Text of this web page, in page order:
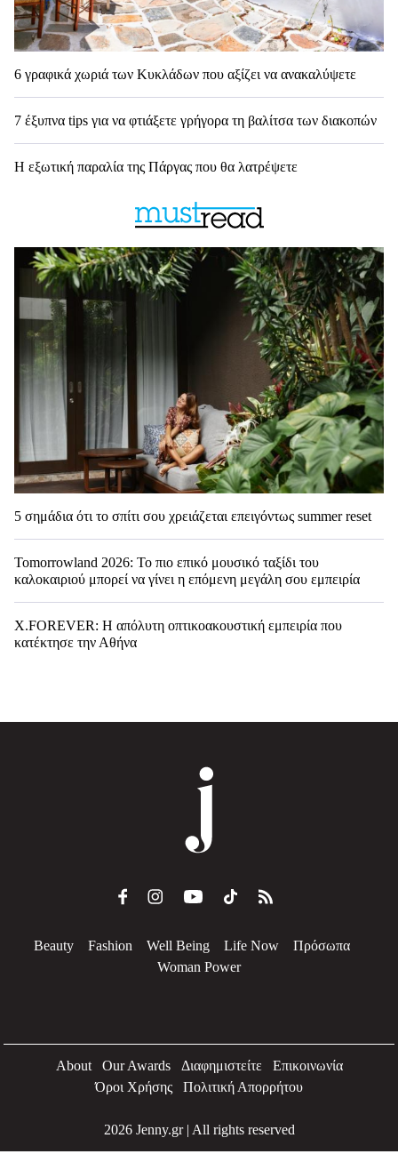
6 γραφικά χωριά των Κυκλάδων που αξίζει να ανακαλύψετε
7 έξυπνα tips για να φτιάξετε γρήγορα τη βαλίτσα των διακοπών
Η εξωτική παραλία της Πάργας που θα λατρέψετε
5 σημάδια ότι το σπίτι σου χρειάζεται επειγόντως summer reset
Tomorrowland 2026: Το πιο επικό μουσικό ταξίδι του
καλοκαιριού μπορεί να γίνει η επόμενη μεγάλη σου εμπειρία
X.FOREVER: Η απόλυτη οπτικοακουστική εμπειρία που
κατέκτησε την Αθήνα
Beauty Fashion Well Being Life Now
Πρόσωπα
Woman Power
About Our Awards Διαφημιστείτε
Επικοινωνία
Όροι Χρήσης
Πολιτική Απορρήτου
2026 Jenny.gr | All rights reserved